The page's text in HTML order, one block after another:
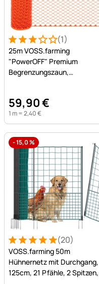
Bewertung: 3 von 5 (1
1 Bewertung(1)
25m VOSS.farming
"PowerOFF" Premium
Begrenzungszaun,
59,90€
1 m =2,40€
-15,0%
Bewertung: 5 von 5
20 Bewertungen
(20)
VOSS.farming 50m
Hühnernetz mit Durchgang,
125cm, 21 Pfähle, 2 Spitzen,